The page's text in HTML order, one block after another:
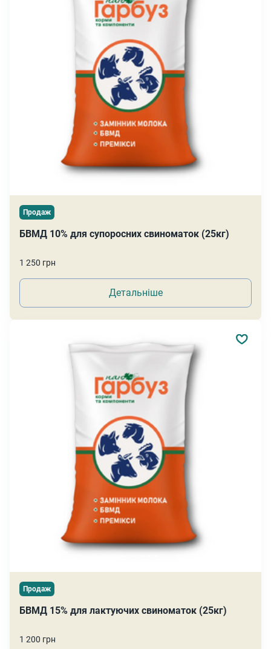
Продаж
БВМД 10% для супоросних свиноматок (25кг)
1 250 грн
Детальніше
Продаж
БВМД 15% для лактуючих свиноматок (25кг)
1 200 грн